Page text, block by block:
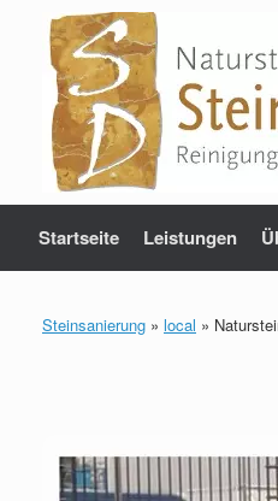
springen
Startseite Leistungen
Steinsanierung » local »